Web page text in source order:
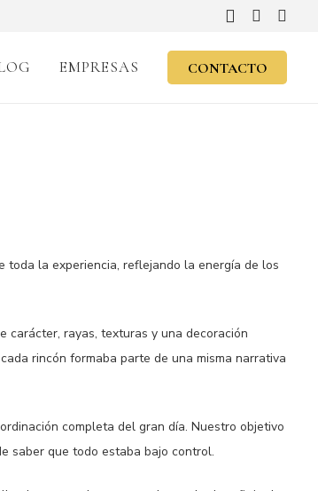
EMPRESAS CONTACTO
toda la experiencia, reflejando la energía de los
carácter, rayas, texturas y una decoración
rincón formaba parte de una misma narrativa
completa del gran día. Nuestro objetivo
saber que todo estaba bajo control.